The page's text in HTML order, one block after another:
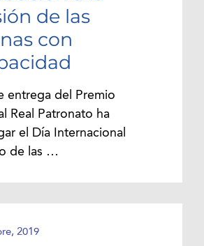
de las
con
entrega del Premio
Real Patronato ha
el Día Internacional
de las …
2019